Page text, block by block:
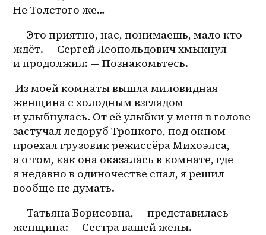
Не Толстого же…
— Это приятно, нас, понимаешь, мало кто
ждёт. — Сергей Леопольдович хмыкнул
и продолжил: — Познакомьтесь.
Из моей комнаты вышла миловидная
женщина с холодным взглядом
и улыбнулась. От её улыбки у меня в голове
застучал ледоруб Троцкого, под окном
проехал грузовик режиссёра Михоэлса,
а о том, как она оказалась в комнате, где
я недавно в одиночестве спал, я решил
вообще не думать.
— Татьяна Борисовна, — представилась
женщина: — Сестра вашей жены.